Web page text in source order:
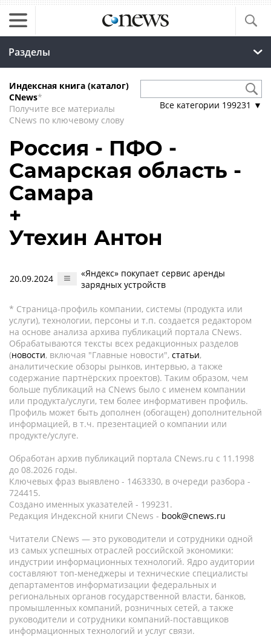
Разделы
Индексная книга (каталог)
CNews*
Получите все материалы
CNews по ключевому слову
Все категории 199231 ▼
Россия - ПФО -
Самарская область -
Самара
+
Утехин Антон
20.09.2024
«Яндекс» покупает сервис аренды
зарядных устройств
* Страница-профиль компании, системы (продукта или
услуги), технологии, персоны и т.п. создается редактором
на основе анализа архива публикаций портала CNews.
Обрабатываются тексты всех редакционных разделов
(новости, включая "Главные новости", статьи,
аналитические обзоры рынков, интервью, а также
содержание партнёрских проектов). Таким образом, чем
больше публикаций на CNews было с именем компании
или продукта/услуги, тем более информативен профиль.
Профиль может быть дополнен (обогащен) дополнительной
информацией, в т.ч. презентацией о компании или
продукте/услуге.
Обработан архив публикаций портала CNews.ru c 11.1998
до 08.2026 годы.
Ключевых фраз выявлено - 1463330, в очереди разбора -
724415.
Создано именных указателей - 199231.
Редакция Индексной книги CNews - book@cnews.ru
Читатели CNews — это руководители и сотрудники одной
из самых успешных отраслей российской экономики:
индустрии информационных технологий. Ядро аудитории
составляют топ-менеджеры и технические специалисты
департаментов информатизации федеральных и
региональных органов государственной власти, банков,
промышленных компаний, розничных сетей, а также
руководители и сотрудники компаний-поставщиков
информационных технологий и услуг связи.